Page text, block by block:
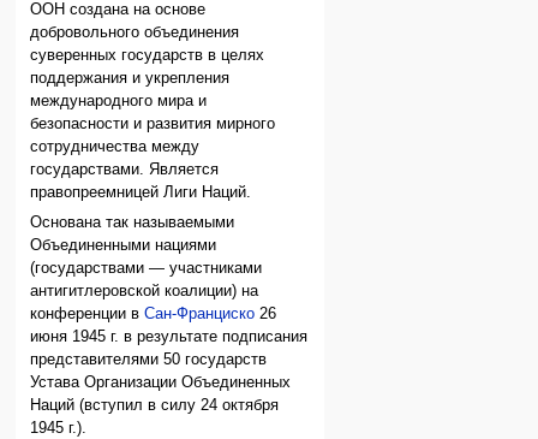
ООН создана на основе
добровольного объединения
суверенных государств в целях
поддержания и укрепления
международного мира и
безопасности и развития мирного
сотрудничества между
государствами. Является
правопреемницей Лиги Наций.
Основана так называемыми
Объединенными нациями
(государствами — участниками
антигитлеровской коалиции) на
конференции вСан-Франциско 26
июня 1945 г. в результате подписания
представителями 50 государств
Устава Организации Объединенных
Наций (вступил в силу 24 октября
1945 г.).